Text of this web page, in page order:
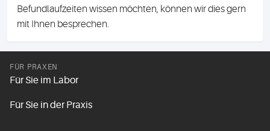
Befundlaufzeiten wissen möchten, können wir dies gern
mit Ihnen besprechen.
FÜR PRAXEN
Für Sie im Labor
Für Sie in der Praxis